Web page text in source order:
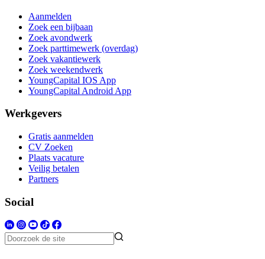
Aanmelden
Zoek een bijbaan
Zoek avondwerk
Zoek parttimewerk (overdag)
Zoek vakantiewerk
Zoek weekendwerk
YoungCapital IOS App
YoungCapital Android App
Werkgevers
Gratis aanmelden
CV Zoeken
Plaats vacature
Veilig betalen
Partners
Social